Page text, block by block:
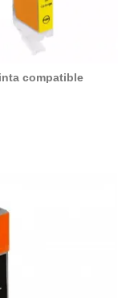
compatible